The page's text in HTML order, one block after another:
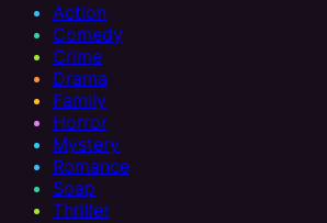
Action
Comedy
Crime
Drama
Family
Horror
Mystery
Romance
Soap
Thriller